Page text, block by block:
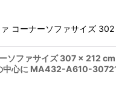
コーナーソファサイズ
ファサイズ 307 × 212
の中心に MA432-A610-